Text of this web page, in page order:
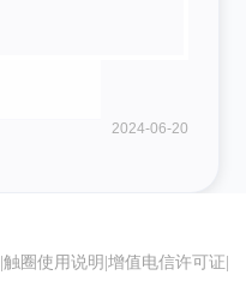
2024-06-20
触圈使用说明 增值电信许可证